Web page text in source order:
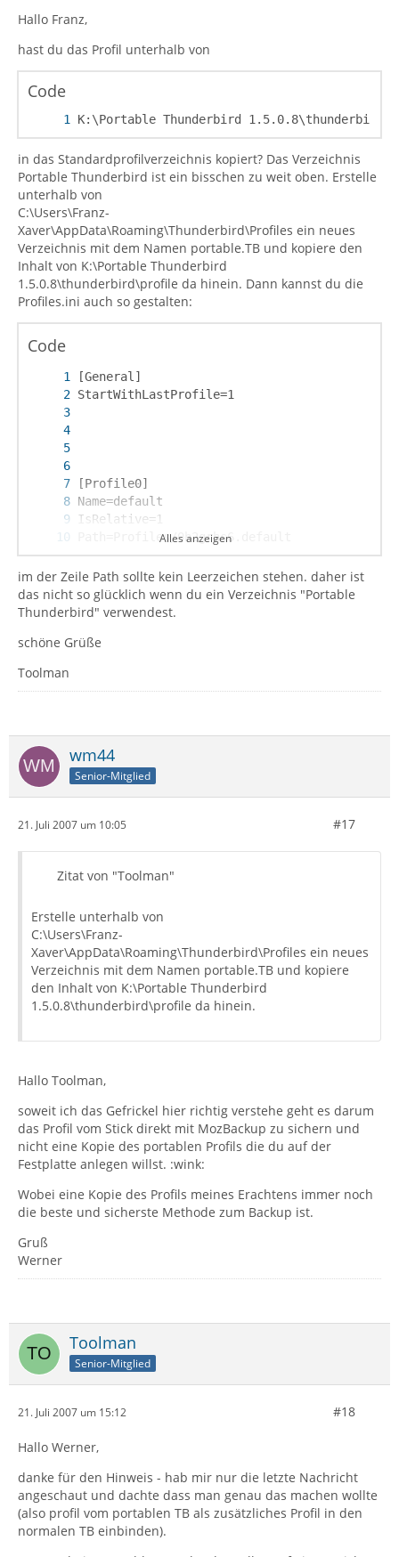
Hallo Franz,
hast du das Profil unterhalb von
Code
K:\Portable Thunderbird
in das Standardprofilverzeichnis kopiert? Das Verzeichnis
Portable Thunderbird ist ein bisschen zu weit oben. Erstelle
unterhalb von
C:\Users\Franz-
Xaver\AppData\Roaming\Thunderbird\Profiles ein neues
Verzeichnis mit dem Namen portable.TB und kopiere den
Inhalt von K:\Portable Thunderbird
1.5.0.8\thunderbird\profile da hinein. Dann kannst du die
Profiles.ini auch so gestalten:
Code
Alles anzeigen
im der Zeile Path sollte kein Leerzeichen stehen. daher ist
das nicht so glücklich wenn du ein Verzeichnis "Portable
Thunderbird" verwendest.
schöne Grüße
Toolman
wm44
Senior-Mitglied
21. Juli 2007 um 10:05 #17
Zitat von "Toolman"
Erstelle unterhalb von
C:\Users\Franz-
Xaver\AppData\Roaming\Thunderbird\Profiles ein neues
Verzeichnis mit dem Namen portable.TB und kopiere
den Inhalt von K:\Portable Thunderbird
1.5.0.8\thunderbird\profile da hinein.
Hallo Toolman,
soweit ich das Gefrickel hier richtig verstehe geht es darum
das Profil vom Stick direkt mit MozBackup zu sichern und
nicht eine Kopie des portablen Profils die du auf der
Festplatte anlegen willst. :wink:
Wobei eine Kopie des Profils meines Erachtens immer noch
die beste und sicherste Methode zum Backup ist.
Gruß
Werner
Toolman
Senior-Mitglied
21. Juli 2007 um 15:12 #18
Hallo Werner,
danke für den Hinweis - hab mir nur die letzte Nachricht
angeschaut und dachte dass man genau das machen wollte
(also profil vom portablen TB als zusätzliches Profil in den
normalen TB einbinden).